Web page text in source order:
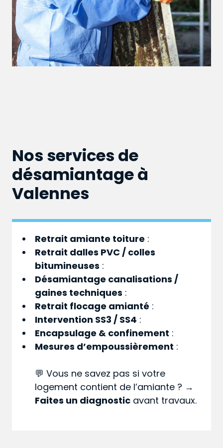
Nos services de
désamiantage à
Valennes
Retrait amiante toiture :
Retrait dalles PVC / colles
bitumineuses :
Désamiantage canalisations /
gaines techniques :
Retrait flocage amianté :
Intervention SS3 / SS4 :
Encapsulage & confinement :
Mesures d’empoussièrement :
💬 Vous ne savez pas si votre
logement contient de l’amiante ? →
Faites un diagnostic avant travaux.